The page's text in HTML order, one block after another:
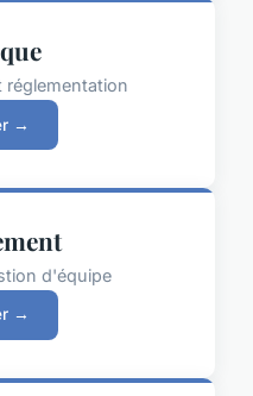
réglementation
→
d'équipe
→